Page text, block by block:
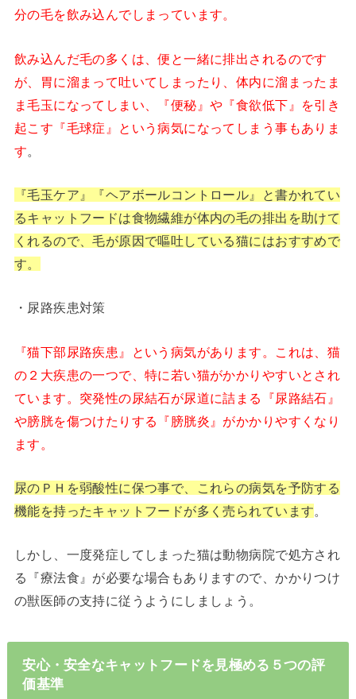
分の毛を飲み込んでしまっています。
飲み込んだ毛の多くは、便と一緒に排出されるのです
が、胃に溜まって吐いてしまったり、体内に溜まったま
ま毛玉になってしまい、『便秘』や『食欲低下』を引き
起こす『毛球症』という病気になってしまう事もありま
す
『毛玉ケア』『ヘアボールコントロール』と書かれてい
るキャットフードは食物繊維が体内の毛の排出を助けて
くれるので、毛が原因で嘔吐している猫にはおすすめで
す。
・尿路疾患対策
『猫下部尿路疾患』という病気があります。これは、猫
の２大疾患の一つで、特に若い猫がかかりやすいとされ
ています。突発性の尿結石が尿道に詰まる『尿路結石』
や膀胱を傷つけたりする『膀胱炎』がかかりやすくなり
ます。
尿のＰＨを弱酸性に保つ事で、これらの病気を予防する
機能を持ったキャットフードが多く売られています。
しかし、一度発症してしまった猫は動物病院で処方され
る『療法食』が必要な場合もありますので、かかりつけ
の獣医師の支持に従うようにしましょう。
安心・安全なキャットフードを見極める５つの評
価基準